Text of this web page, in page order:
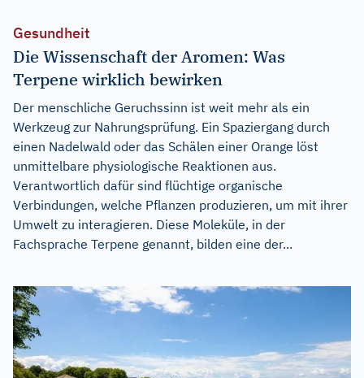
Gesundheit
Die Wissenschaft der Aromen: Was
Terpene wirklich bewirken
Der menschliche Geruchssinn ist weit mehr als ein
Werkzeug zur Nahrungsprüfung. Ein Spaziergang durch
einen Nadelwald oder das Schälen einer Orange löst
unmittelbare physiologische Reaktionen aus.
Verantwortlich dafür sind flüchtige organische
Verbindungen, welche Pflanzen produzieren, um mit ihrer
Umwelt zu interagieren. Diese Moleküle, in der
Fachsprache Terpene genannt, bilden eine der...